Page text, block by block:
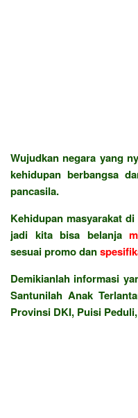
Wujudkan negara yang
kehidupan berbangsa
pancasila.
Kehidupan masyarakat
jadi kita bisa belanja
sesuai promo dan
Demikianlah informasi
Santunilah Anak
Provinsi DKI, Puisi